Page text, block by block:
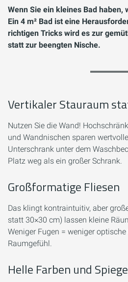
Wenn Sie ein kleines Bad haben,
Ein 4 m² Bad ist eine
richtigen Tricks wird es zur
statt zur beengten Nische.
Vertikaler Stauraum
Nutzen Sie die Wand!
und Wandnischen sparen
Unterschrank unter dem
Platz weg als ein großer Schrank.
Großformatige Fliesen
Das klingt kontraintuitiv, aber
statt 30×30 cm) lassen kleine
Weniger Fugen = weniger
Raumgefühl.
Helle Farben und